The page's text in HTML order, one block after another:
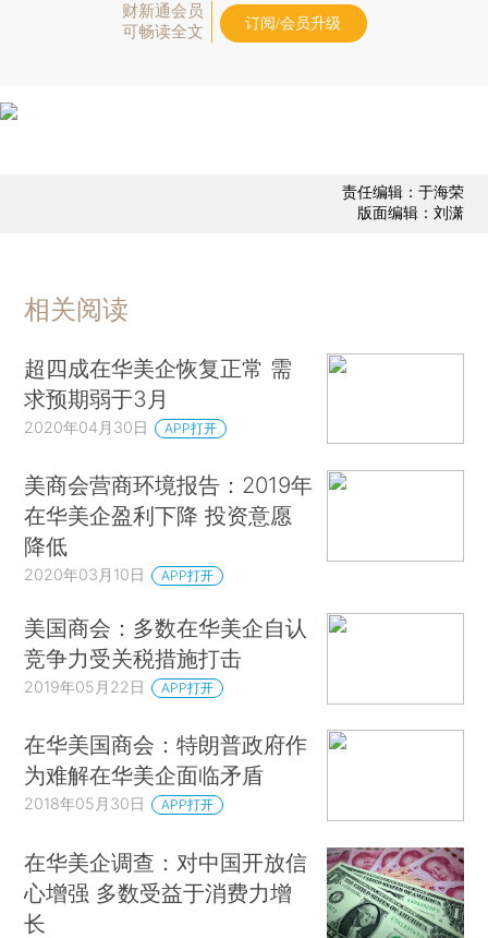
财新通会员
可畅读全文
订阅/会员升级
责任编辑：于海荣
版面编辑：刘潇
相关阅读
超四成在华美企恢复正常 需
求预期弱于3月
2020年04月30日 APP打开
美商会营商环境报告：2019年
在华美企盈利下降 投资意愿
降低
2020年03月10日 APP打开
美国商会：多数在华美企自认
竞争力受关税措施打击
2019年05月22日 APP打开
在华美国商会：特朗普政府作
为难解在华美企面临矛盾
2018年05月30日 APP打开
在华美企调查：对中国开放信
心增强 多数受益于消费力增
长